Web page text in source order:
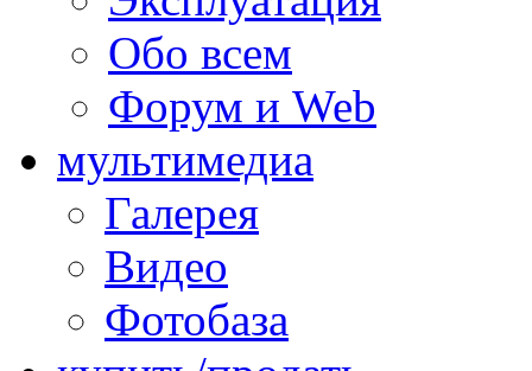
Обо всем
Форум и Web
мультимедиа
Галерея
Видео
Фотобаза